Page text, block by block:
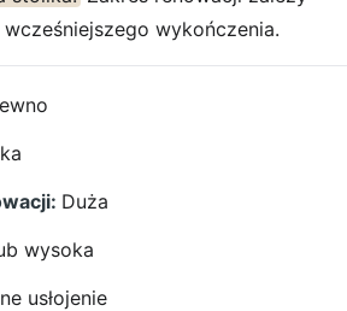
wykończenia.
Duża
wysoka
usłojenie